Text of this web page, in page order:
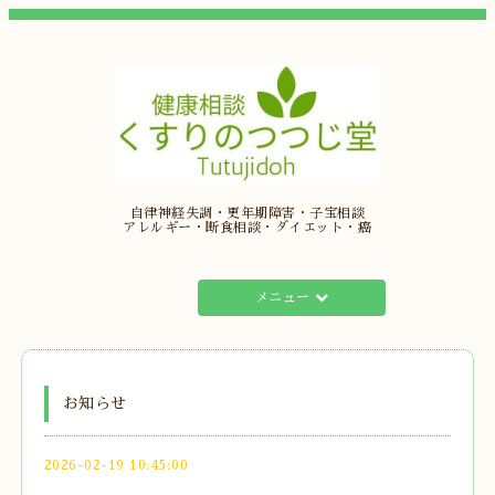
自律神経失調・更年期障害・子宝相談
アレルギー・断食相談・ダイエット・癌
メニュー
お知らせ
2026-02-19 10:45:00